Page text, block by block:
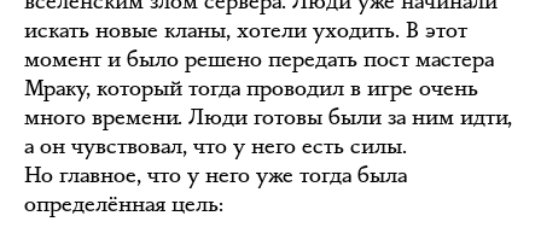
искать новые кланы, хотели уходить. В этот
момент и было решено передать пост мастера
Мраку, который тогда проводил в игре очень
много времени. Люди готовы были за ним идти,
а он чувствовал, что у него есть силы.
Но главное, что у него уже тогда была
определённая цель: